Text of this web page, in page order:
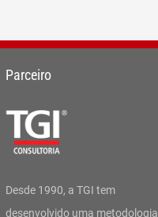
Parceiro
Desde 1990, a TGI tem
desenvolvido uma metodologia